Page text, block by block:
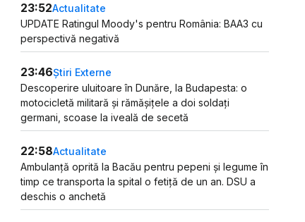
23:52Actualitate
UPDATE Ratingul Moody's pentru România: BAA3 cu
perspectivă negativă
23:46Știri Externe
Descoperire uluitoare în Dunăre, la Budapesta: o
motocicletă militară și rămășițele a doi soldați
germani, scoase la iveală de secetă
22:58Actualitate
Ambulanță oprită la Bacău pentru pepeni și legume în
timp ce transporta la spital o fetiță de un an. DSU a
deschis o anchetă